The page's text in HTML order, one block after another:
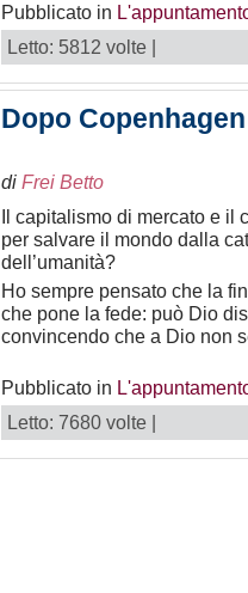
Pubblicato in
Letto: 5812 volte |
Dopo
di Frei Betto
Il capitalismo di mercato e il
per salvare il mondo dalla
dell’umanità?
Ho sempre pensato che la
che pone la fede: può Dio
convincendo che a Dio non
Pubblicato in
Letto: 7680 volte |